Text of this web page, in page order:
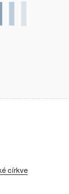
církve